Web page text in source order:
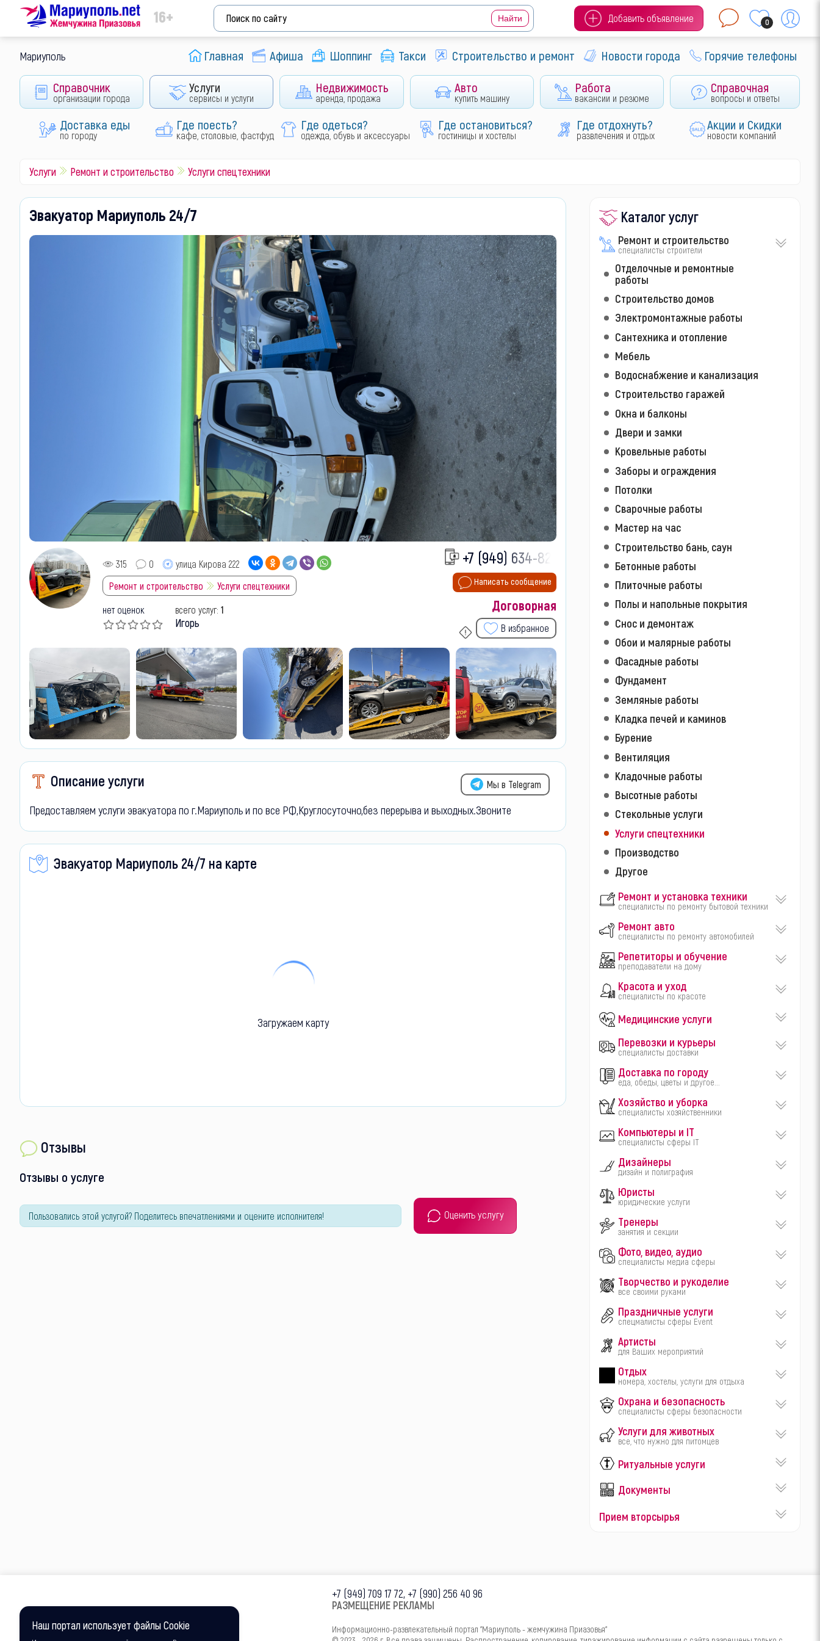
16+ Добавить объявление 0
Мариуполь Главная Афиша Шоппинг Такси Строительство и ремонт Новости города Горячие телефоны
Справочник
организации города
Услуги
сервисы и услуги
Недвижимость
аренда, продажа
Авто
купить машину
Работа
вакансии и резюме
Справочная
вопросы и ответы
Доставка еды
по городу
Где поесть?
кафе, столовые, фастфуд
Где одеться?
одежда, обувь и аксессуары
Где остановиться?
гостиницы и хостелы
Где отдохнуть?
развлечения и отдых
Акции и Скидки
новости компаний
Услуги Ремонт и строительство Услуги спецтехники
Эвакуатор Мариуполь 24/7
315 0
улица Кирова 222
Ремонт и строительство
Услуги спецтехники
нет оценок всего услуг: 1
Игорь
+7 (949) 634-82-
Написать сообщение
Договорная
В избранное
Описание услуги Мы в Telegram
Предоставляем услуги эвакуатора по г.Мариуполь и по все РФ,Круглосуточно,без перерыва и выходных.Звоните
Эвакуатор Мариуполь 24/7 на карте
Загружаем карту
Отзывы
Отзывы о услуге
Пользовались этой услугой? Поделитесь впечатлениями и оцените исполнителя! Оценить услугу
Каталог услуг
Ремонт и строительство
специалисты строители
Отделочные и ремонтные
работы
Строительство домов
Электромонтажные работы
Сантехника и отопление
Мебель
Водоснабжение и канализация
Строительство гаражей
Окна и балконы
Двери и замки
Кровельные работы
Заборы и ограждения
Потолки
Сварочные работы
Мастер на час
Строительство бань, саун
Бетонные работы
Плиточные работы
Полы и напольные покрытия
Снос и демонтаж
Обои и малярные работы
Фасадные работы
Фундамент
Земляные работы
Кладка печей и каминов
Бурение
Вентиляция
Кладочные работы
Высотные работы
Стекольные услуги
Услуги спецтехники
Производство
Другое
Ремонт и установка техники
специалисты по ремонту бытовой техники
Ремонт авто
специалисты по ремонту автомобилей
Репетиторы и обучение
преподаватели на дому
Красота и уход
специалисты по красоте
Медицинские услуги
Перевозки и курьеры
специалисты доставки
Доставка по городу
еда, обеды, цветы и другое...
Хозяйство и уборка
специалисты хозяйственники
Компьютеры и IT
специалисты сферы IT
Дизайнеры
дизайн и полиграфия
Юристы
юридические услуги
Тренеры
занятия и секции
Фото, видео, аудио
специалисты медиа сферы
Творчество и рукоделие
все своими руками
Праздничные услуги
спецмалисты сферы Event
Артисты
для Ваших мероприятий
Отдых
номера, хостелы, услуги для отдыха
Охрана и безопасность
специалисты сферы безопасности
Услуги для животных
все, что нужно для питомцев
Ритуальные услуги
Документы
Прием вторсырья
+7 (949) 709 17 72, +7 (990) 256 40 96
РАЗМЕЩЕНИЕ РЕКЛАМЫ
Информационно-развлекательный портал "Мариуполь - жемчужина Приазовья"
Наш портал использует файлы Cookie